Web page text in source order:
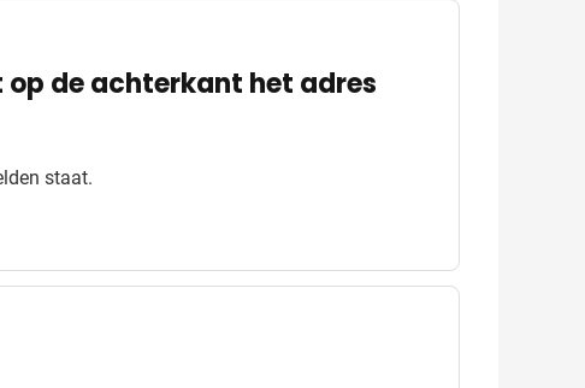
de achterkant het adres
staat.